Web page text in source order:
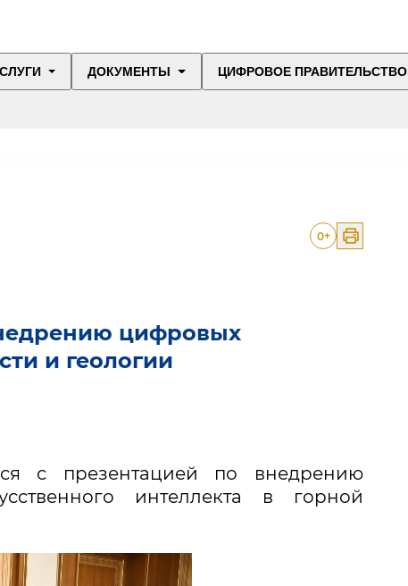
ДОКУМЕНТЫ ЦИФРОВОЕ ПРАВИТЕЛЬСТВО
0+
цифровых
и геологии
с презентацией по внедрению
интеллекта в горной